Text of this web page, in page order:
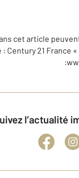
cet article
Century 21 France
Suivez